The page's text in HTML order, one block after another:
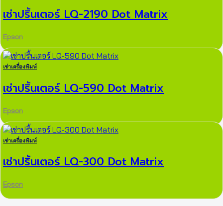
เช่าปริ้นเตอร์ LQ-2190 Dot Matrix
Epson
เช่าเครื่องพิมพ์
เช่าปริ้นเตอร์ LQ-590 Dot Matrix
Epson
เช่าเครื่องพิมพ์
เช่าปริ้นเตอร์ LQ-300 Dot Matrix
Epson